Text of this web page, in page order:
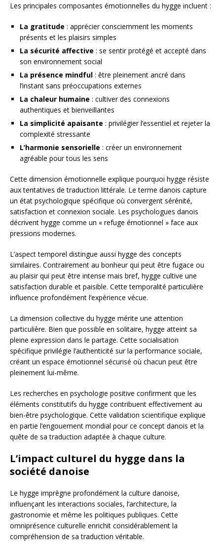
Les principales composantes émotionnelles du hygge incluent :
La gratitude : apprécier consciemment les moments
présents et les plaisirs simples
La sécurité affective : se sentir protégé et accepté dans
son environnement social
La présence mindful : être pleinement ancré dans
l’instant sans préoccupations externes
La chaleur humaine : cultiver des connexions
authentiques et bienveillantes
La simplicité apaisante : privilégier l’essentiel et rejeter la
complexité stressante
L’harmonie sensorielle : créer un environnement
agréable pour tous les sens
Cette dimension émotionnelle explique pourquoi hygge résiste
aux tentatives de traduction littérale. Le terme danois capture
un état psychologique spécifique où convergent sérénité,
satisfaction et connexion sociale. Les psychologues danois
décrivent hygge comme un « refuge émotionnel » face aux
pressions modernes.
L’aspect temporel distingue aussi hygge des concepts
similaires. Contrairement au bonheur qui peut être fugace ou
au plaisir qui peut être intense mais bref, hygge cultive une
satisfaction durable et paisible. Cette temporalité particulière
influence profondément l’expérience vécue.
La dimension collective du hygge mérite une attention
particulière. Bien que possible en solitaire, hygge atteint sa
pleine expression dans le partage. Cette socialisation
spécifique privilégie l’authenticité sur la performance sociale,
créant un espace émotionnel sécurisé où chacun peut être
pleinement lui-même.
Les recherches en psychologie positive confirment que les
éléments constitutifs du hygge contribuent effectivement au
bien-être psychologique. Cette validation scientifique explique
en partie l’engouement mondial pour ce concept danois et la
quête de sa traduction adaptée à chaque culture.
L’impact culturel du hygge dans la
société danoise
Le hygge imprègne profondément la culture danoise,
influençant les interactions sociales, l’architecture, la
gastronomie et même les politiques publiques. Cette
omniprésence culturelle enrichit considérablement la
compréhension de sa traduction véritable.